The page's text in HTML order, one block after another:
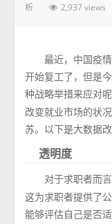
析
2,937 views
最近，中国疫
开始复工了，但是
种战略举措来应对
改变就业市场的状
苏。以下是大数据
透明度
对于求职者而言
这为求职者提供了
能够评估自己是否